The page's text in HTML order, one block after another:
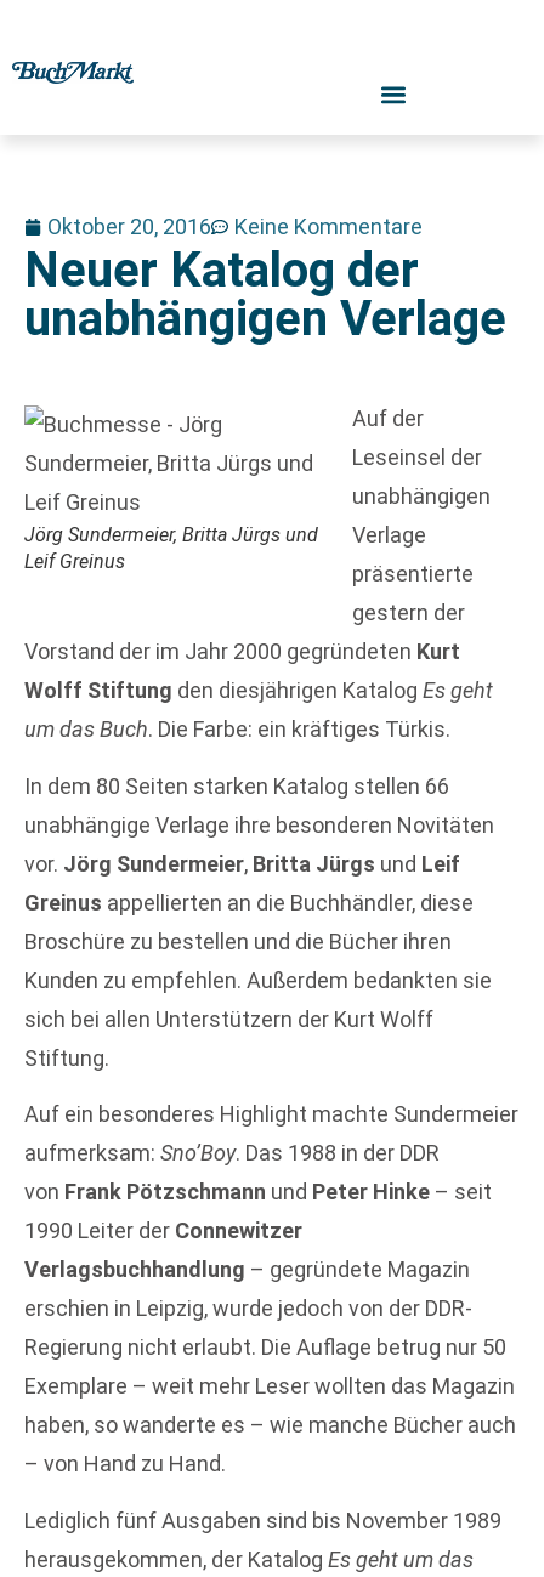
Oktober 20, 2016 Keine Kommentare
Neuer Katalog der
unabhängigen Verlage
Jörg Sundermeier, Britta Jürgs und
Leif Greinus
Auf der
Leseinsel der
unabhängigen
Verlage
präsentierte
gestern der
Vorstand der im Jahr 2000 gegründeten Kurt
Wolff Stiftung den diesjährigen Katalog Es geht
um das Buch. Die Farbe: ein kräftiges Türkis.
In dem 80 Seiten starken Katalog stellen 66
unabhängige Verlage ihre besonderen Novitäten
vor. Jörg Sundermeier, Britta Jürgs und Leif
Greinus appellierten an die Buchhändler, diese
Broschüre zu bestellen und die Bücher ihren
Kunden zu empfehlen. Außerdem bedankten sie
sich bei allen Unterstützern der Kurt Wolff
Stiftung.
Auf ein besonderes Highlight machte Sundermeier
aufmerksam: Sno’Boy. Das 1988 in der DDR
von Frank Pötzschmann und Peter Hinke – seit
1990 Leiter der Connewitzer
Verlagsbuchhandlung – gegründete Magazin
erschien in Leipzig, wurde jedoch von der DDR-
Regierung nicht erlaubt. Die Auflage betrug nur 50
Exemplare – weit mehr Leser wollten das Magazin
haben, so wanderte es – wie manche Bücher auch
– von Hand zu Hand.
Lediglich fünf Ausgaben sind bis November 1989
herausgekommen, der Katalog Es geht um das